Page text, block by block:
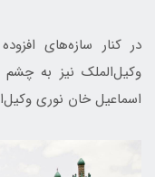
در کنار سازه‌های
وکیل‌‌الملک نیز به
اسماعیل خان نوری